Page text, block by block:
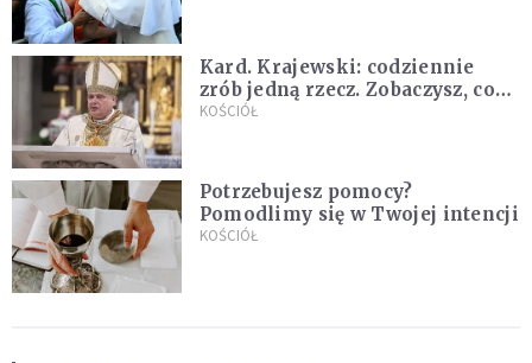
Kard. Krajewski: codziennie
zrób jedną rzecz. Zobaczysz, co
stanie się z twoim życiem
KOŚCIÓŁ
Potrzebujesz pomocy?
Pomodlimy się w Twojej intencji
KOŚCIÓŁ